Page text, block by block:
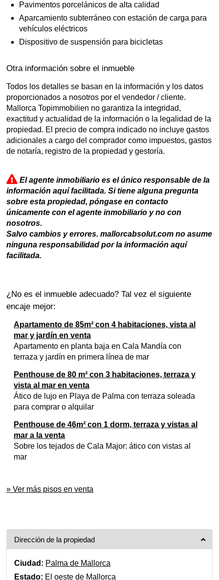
Pavimentos porcelánicos de alta calidad
Aparcamiento subterráneo con estación de carga para
vehículos eléctricos
Dispositivo de suspensión para bicicletas
Otra información sobre el inmueble
Todos los detalles se basan en la información y los datos
proporcionados a nosotros por el vendedor / cliente.
Mallorca Topimmobilien no garantiza la integridad,
exactitud y actualidad de la información o la legalidad de la
propiedad. El precio de compra indicado no incluye gastos
adicionales a cargo del comprador como impuestos, gastos
de notaría, registro de la propiedad y gestoría.
El agente inmobiliario es el único responsable de la
información aquí facilitada. Si tiene alguna pregunta
sobre esta propiedad, póngase en contacto
únicamente con el agente inmobiliario y no con
nosotros.
Salvo cambios y errores. mallorcabsolut.com no asume
ninguna responsabilidad por la información aquí
facilitada.
¿No es el inmueble adecuado? Tal vez el siguiente
encaje mejor:
Apartamento de 85m² con 4 habitaciones, vista al
mar y jardín en venta
Apartamento en planta baja en Cala Mandía con
terraza y jardín en primera línea de mar
Penthouse de 80 m² con 3 habitaciones, terraza y
vista al mar en venta
Ático de lujo en Playa de Palma con terraza soleada
para comprar o alquilar
Penthouse de 46m² con 1 dorm, terraza y vistas al
mar a la venta
Sobre los tejados de Cala Major: ático con vistas al
mar
» Ver más pisos en venta
Dirección de la propiedad
Ciudad: Palma de Mallorca
Estado: El oeste de Mallorca